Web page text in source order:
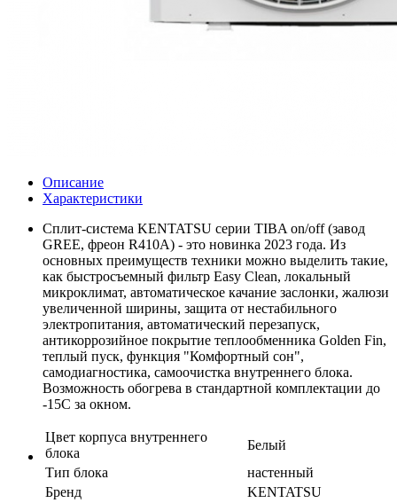
Описание
Характеристики
Сплит-система KENTATSU серии TIBA on/off (завод
GREE, фреон R410А) - это новинка 2023 года. Из
основных преимуществ техники можно выделить такие,
как быстросъемный фильтр Easy Clean, локальный
микроклимат, автоматическое качание заслонки, жалюзи
увеличенной ширины, защита от нестабильного
электропитания, автоматический перезапуск,
антикоррозийное покрытие теплообменника Golden Fin,
теплый пуск, функция "Комфортный сон",
самодиагностика, самоочистка внутреннего блока.
Возможность обогрева в стандартной комплектации до
-15С за окном.
Цвет корпуса внутреннего
блока
Белый
Тип блока
настенный
Бренд
KENTATSU